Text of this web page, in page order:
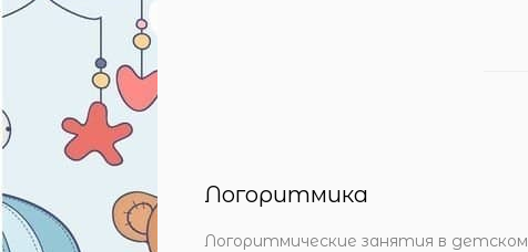
Логоритмика
Логоритмические занятия в детском